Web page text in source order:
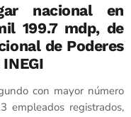
nacional en
199.7 mdp, de
de Poderes
con mayor número
empleados registrados,